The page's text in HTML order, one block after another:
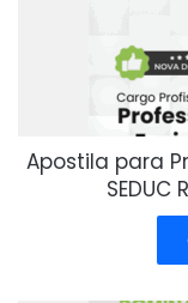
Apostila para